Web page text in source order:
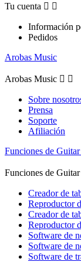
Tu cuenta  
Información
Pedidos
Arobas Music
Arobas Music  
Sobre
Prensa
Soporte
Afiliación
Funciones de
Funciones de
Creador de
Reproductor
Creador de
Reproductor
Software de
Software de
Software de